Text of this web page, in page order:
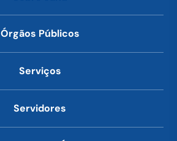
Órgãos Públicos
Serviços
Servidores